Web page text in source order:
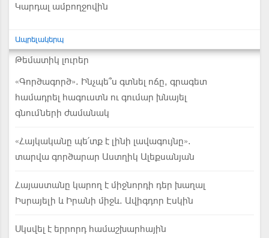
Կարդալ ամբողջովին
Ապրելակերպ
Թեմատիկ լուրեր
«Գործագործ». Ինչպե՞ս գտնել ոճը, գրագետ
համադրել հագուստն ու գումար խնայել
գնումների ժամանակ
«Հայկականը պե՛տք է լինի լավագույնը».
տարվա գործարար Աստղիկ Ալեքսանյան
Հայաստանը կարող է միջնորդի դեր խաղալ
Իսրայելի և Իրանի միջև. Ավիգդոր Էսկին
Սկսվել է երրորդ համաշխարհային